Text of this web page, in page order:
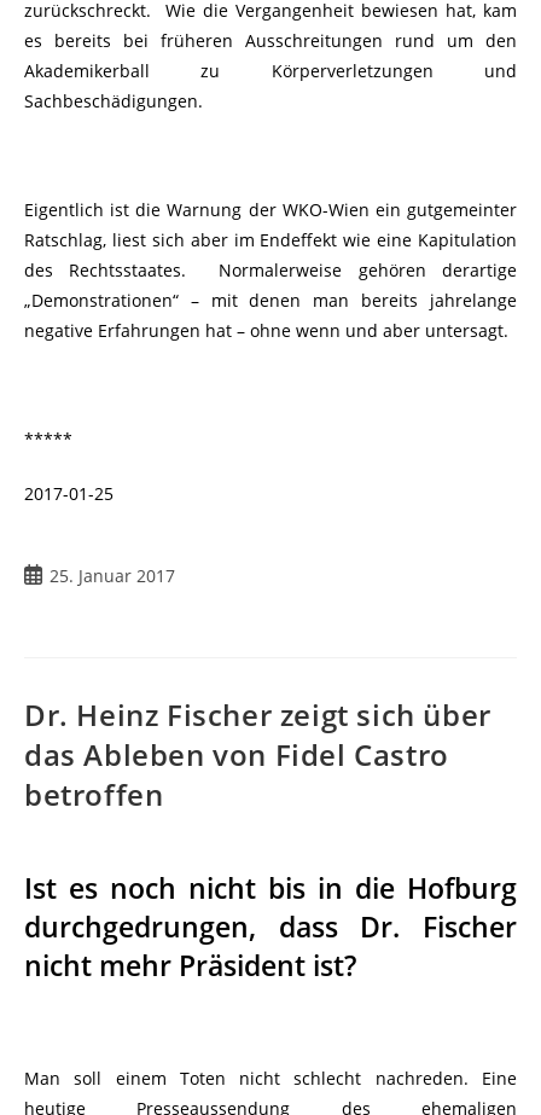
zurückschreckt. Wie die Vergangenheit bewiesen hat, kam
es bereits bei früheren Ausschreitungen rund um den
Akademikerball zu Körperverletzungen und
Sachbeschädigungen.
Eigentlich ist die Warnung der WKO-Wien ein gutgemeinter
Ratschlag, liest sich aber im Endeffekt wie eine Kapitulation
des Rechtsstaates. Normalerweise gehören derartige
„Demonstrationen“ – mit denen man bereits jahrelange
negative Erfahrungen hat – ohne wenn und aber untersagt.
*****
2017-01-25
25. Januar 2017
Dr. Heinz Fischer zeigt sich über
das Ableben von Fidel Castro
betroffen
Ist es noch nicht bis in die Hofburg
durchgedrungen, dass Dr. Fischer
nicht mehr Präsident ist?
Man soll einem Toten nicht schlecht nachreden. Eine
heutige Presseaussendung des ehemaligen